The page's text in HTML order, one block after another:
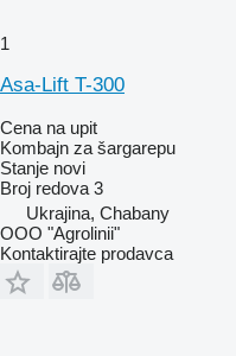
1
Asa-Lift T-300
Cena na upit
Kombajn za šargarepu
Stanje novi
Broj redova 3
Ukrajina, Chabany
OOO "Agrolinii"
Kontaktirajte prodavca